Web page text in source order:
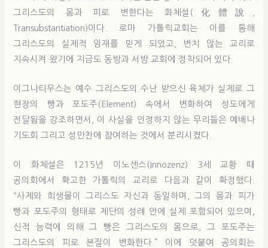
그리스도의 몸과 피로 변한다는 화체설(化體說,
Transubstantiation)이다. 로마 가톨릭교회는 이를 통해
그리스도의 실제적 임재를 믿게 되었고, 변치 않는 교리로
지속시켜 왔기에 지금도 동방과 서방 교회에 정착되어 있다.
이그나티우스는 예수 그리스도의 수난 받으신 육체가 실제로 그
현장의 빵과 포도주(Element) 속에서 변화하여 성도에게
전달됨을 강조하면서, 이 사실을 인정하지 않는 무리들은 예배나
기도회 그리고 성만찬에 참여하는 것에서 분리시켰다.
이 화체설은 1215년 이노센스(Innozenz) 3세 교황 때
공의회에서 확고한 가톨릭의 교리로 다음과 같이 확정했다.
“사제와 희생물이 그리스도 자신과 동일하며, 그의 몸과 피가
빵과 포도주의 형태로 제단의 성례 안에 실제 포함되어 있으며,
신적 능력에 의해 그 빵은 그리스도의 몸으로, 그 포도주는
그리스도의 피로 본질이 변화한다.” 이에 덧붙여 공의회는